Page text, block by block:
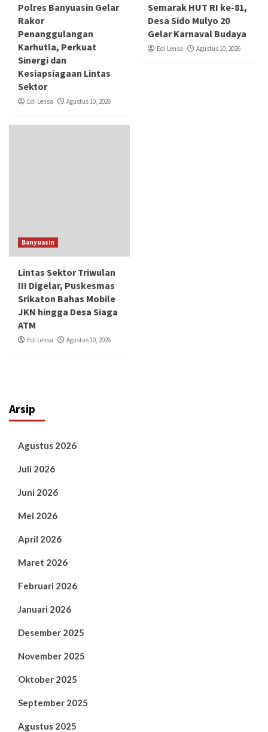
Polres Banyuasin Gelar
Rakor
Penanggulangan
Karhutla, Perkuat
Sinergi dan
Kesiapsiagaan Lintas
Sektor
Edi Lensa Agustus 10, 2026
Semarak HUT RI ke-81,
Desa Sido Mulyo 20
Gelar Karnaval Budaya
Edi Lensa Agustus 10, 2026
Banyuasin
Lintas Sektor Triwulan
III Digelar, Puskesmas
Srikaton Bahas Mobile
JKN hingga Desa Siaga
ATM
Edi Lensa Agustus 10, 2026
Arsip
Agustus 2026
Juli 2026
Juni 2026
Mei 2026
April 2026
Maret 2026
Februari 2026
Januari 2026
Desember 2025
November 2025
Oktober 2025
September 2025
Agustus 2025